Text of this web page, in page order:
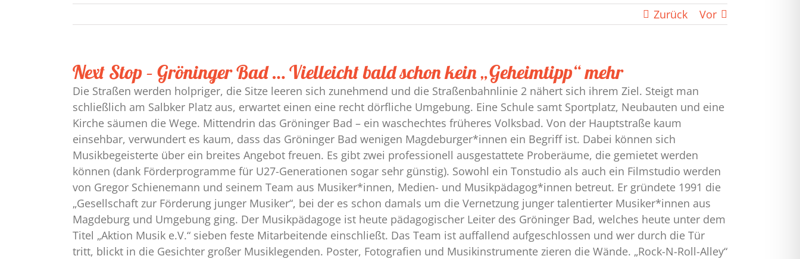
Zurück Vor
Next Stop – Gröninger Bad … Vielleicht bald schon kein „Geheimtipp“ mehr
Die Straßen werden holpriger, die Sitze leeren sich zunehmend und die Straßenbahnlinie 2 nähert sich ihrem Ziel. Steigt man
schließlich am Salbker Platz aus, erwartet einen eine recht dörfliche Umgebung. Eine Schule samt Sportplatz, Neubauten und eine
Kirche säumen die Wege. Mittendrin das Gröninger Bad – ein waschechtes früheres Volksbad. Von der Hauptstraße kaum
einsehbar, verwundert es kaum, dass das Gröninger Bad wenigen Magdeburger*innen ein Begriff ist. Dabei können sich
Musikbegeisterte über ein breites Angebot freuen. Es gibt zwei professionell ausgestattete Proberäume, die gemietet werden
können (dank Förderprogramme für U27-Generationen sogar sehr günstig). Sowohl ein Tonstudio als auch ein Filmstudio werden
von Gregor Schienemann und seinem Team aus Musiker*innen, Medien- und Musikpädagog*innen betreut. Er gründete 1991 die
„Gesellschaft zur Förderung junger Musiker“, bei der es schon damals um die Vernetzung junger talentierter Musiker*innen aus
Magdeburg und Umgebung ging. Der Musikpädagoge ist heute pädagogischer Leiter des Gröninger Bad, welches heute unter dem
Titel „Aktion Musik e.V.“ sieben feste Mitarbeitende einschließt. Das Team ist auffallend aufgeschlossen und wer durch die Tür
tritt, blickt in die Gesichter großer Musiklegenden. Poster, Fotografien und Musikinstrumente zieren die Wände. „Rock-N-Roll-Alley“